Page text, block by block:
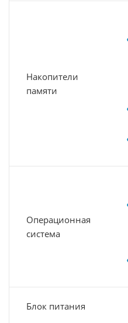
Накопители
памяти
Операционная
система
Блок питания